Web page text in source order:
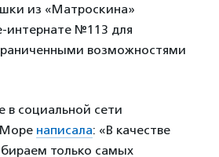
из «Матроскина»
интернате №113 для
возможностями
в социальной сети
Море написала: «В качестве
только самых